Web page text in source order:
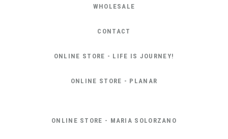
WHOLESALE
CONTACT
ONLINE STORE - LIFE IS JOURNEY!
ONLINE STORE - PLANAR
ONLINE STORE - MARIA SOLORZANO